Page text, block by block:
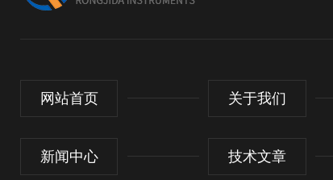
网站首页 关于我们
新闻中心 技术文章